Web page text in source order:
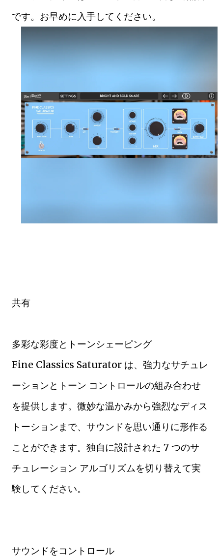
です。お早めに入手してください。
共有
多彩な彩度とトーンシェーピング
Fine Classics Saturator は、強力なサチュレ
ーションとトーン コントロールの組み合わせ
を提供します。微妙な温かみから強烈なディス
トーションまで、サウンドを思い通りに形作る
ことができます。独自に設計された 7 つのサ
チュレーション アルゴリズムを切り替えて実
験してください。
サウンドをコントロール